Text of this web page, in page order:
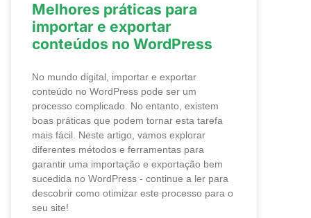
Melhores práticas para
importar e exportar
conteúdos no WordPress
No mundo digital, importar e exportar
conteúdo no WordPress pode ser um
processo complicado. No entanto, existem
boas práticas que podem tornar esta tarefa
mais fácil. Neste artigo, vamos explorar
diferentes métodos e ferramentas para
garantir uma importação e exportação bem
sucedida no WordPress - continue a ler para
descobrir como otimizar este processo para o
seu site!